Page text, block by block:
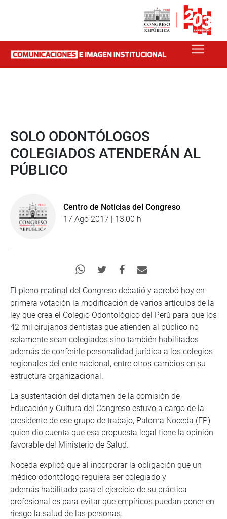
SOLO ODONTÓLOGOS
COLEGIADOS ATENDERÁN AL
PÚBLICO
Centro de Noticias del Congreso
17 Ago 2017 | 13:00 h
El pleno matinal del Congreso debatió y aprobó hoy en
primera votación la modificación de varios artículos de la
ley que crea el Colegio Odontológico del Perú para que los
42 mil cirujanos dentistas que atienden al público no
solamente sean colegiados sino también habilitados
además de conferirle personalidad jurídica a los colegios
regionales del ente nacional, entre otros cambios en su
estructura organizacional.
La sustentación del dictamen de la comisión de
Educación y Cultura del Congreso estuvo a cargo de la
presidente de ese grupo de trabajo, Paloma Noceda (FP)
quien dio cuenta que esa propuesta legal tiene la opinión
favorable del Ministerio de Salud.
Noceda explicó que al incorporar la obligación que un
médico odontólogo requiera ser colegiado y
además habilitado para el ejercicio de su práctica
profesional es para evitar que empíricos puedan poner en
riesgo la salud de las personas.